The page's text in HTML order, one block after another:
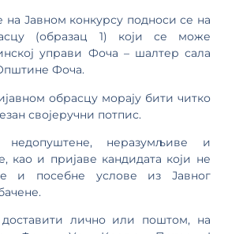
на Јавном конкурсу подноси се на
(образац 1) који се може
управи Фоча – шалтер сала
Фоча.
обрасцу морају бити читко
својеручни потпис.
недопуштене, неразумљиве и
као и пријаве кандидата који не
и посебне услове из Јавног
лично или поштом, на